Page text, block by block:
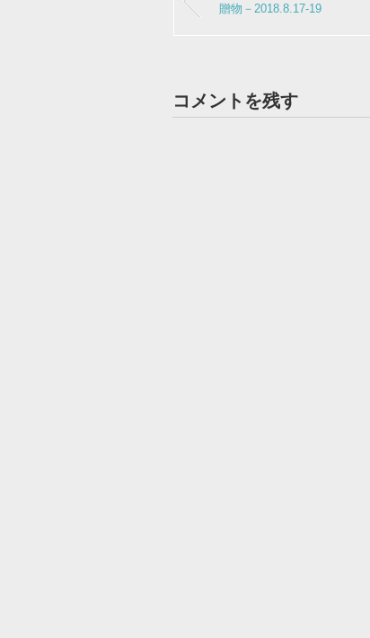
贈物－2018.8.17-19
コメントを残す